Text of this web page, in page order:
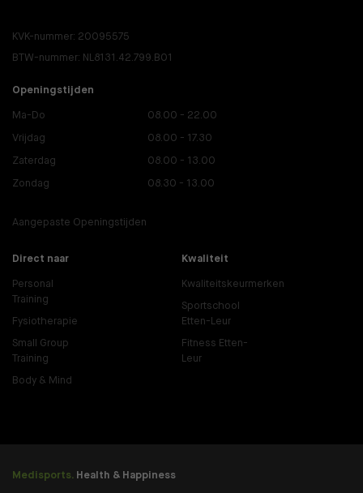
KVK-nummer: 20095575
BTW-nummer: NL8131.42.799.B01
Openingstijden
Ma-Do 08.00 - 22.00
Vrijdag 08.00 - 17.30
Zaterdag 08.00 - 13.00
Zondag 08.30 - 13.00
Aangepaste Openingstijden
Direct naar
Personal
Training
Fysiotherapie
Small Group
Training
Body & Mind
Kwaliteit
Kwaliteitskeurmerken
Sportschool
Etten-Leur
Fitness Etten-
Leur
Medisports. Health & Happiness